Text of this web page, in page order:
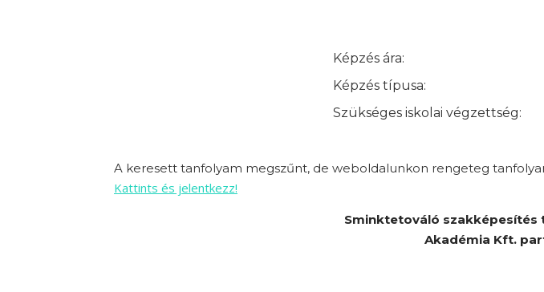
Képzés ára:
Képzés típusa:
Szükséges iskolai végzettség:
A keresett tanfolyam megszűnt, de weboldalunkon rengeteg
Kattints és jelentkezz!
Sminktetováló
Akadémia Kft.